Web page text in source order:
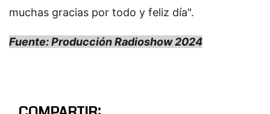
muchas gracias por todo y feliz día".
Fuente: Producción Radioshow 2024